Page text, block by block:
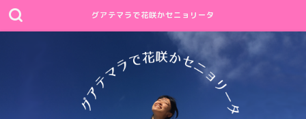
グアテマラで花咲かセニョリータ